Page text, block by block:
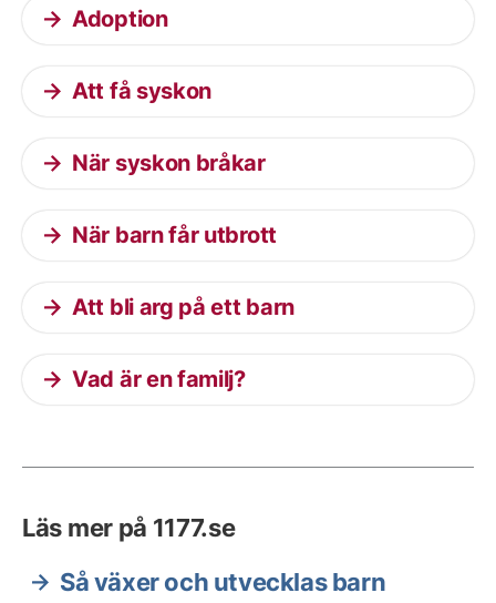
Adoption
Att få syskon
När syskon bråkar
När barn får utbrott
Att bli arg på ett barn
Vad är en familj?
Läs mer på 1177.se
Så växer och utvecklas barn